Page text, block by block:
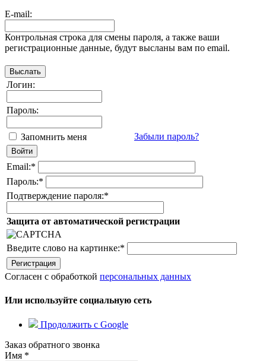
E-mail:
Контрольная строка для смены пароля, а также ваши
регистрационные данные, будут высланы вам по email.
Логин:
Пароль:
Запомнить меня Забыли пароль?
Email:*
Пароль:*
Подтверждение пароля:*
Защита от автоматической регистрации
Введите слово на картинке:*
Согласен с обработкой персональных данных
Или используйте социальную сеть
Продолжить с Google
Заказ обратного звонка
Имя *